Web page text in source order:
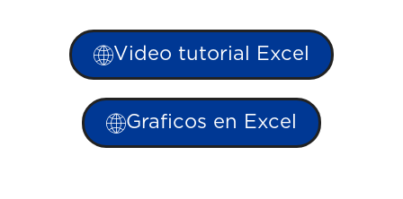
Video tutorial Excel
Graficos en Excel